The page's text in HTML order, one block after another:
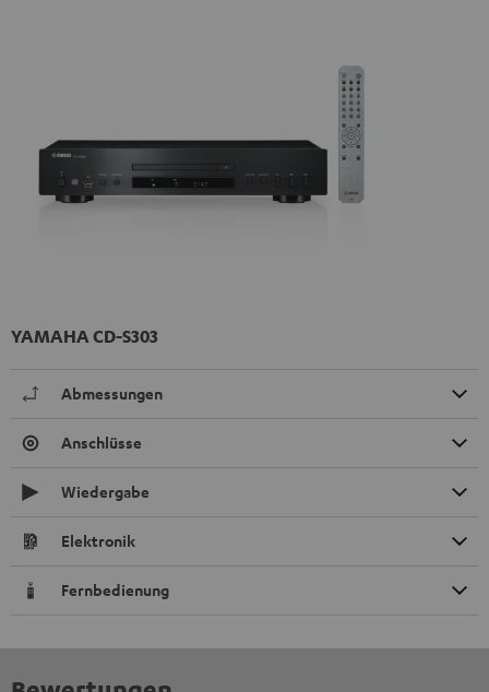
YAMAHA CD-S303
Abmessungen
Anschlüsse
Wiedergabe
Elektronik
Fernbedienung